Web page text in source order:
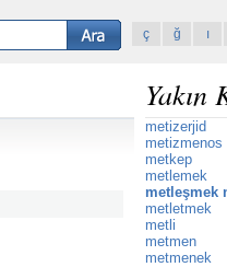
ç
ğ ı
Yakın
metizerjid
metizmenos
metkep
metlemek
metleşmek
metletmek
metli
metmen
metmenek